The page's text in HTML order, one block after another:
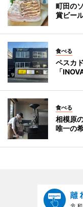
町田の
賞ビー
食べる
ペスカ
「
食べる
相模原
唯一の